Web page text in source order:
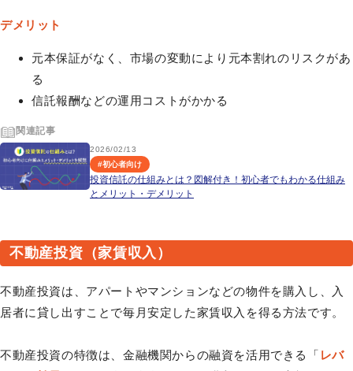
デメリット
元本保証がなく、市場の変動により元本割れのリスクがあ
る
信託報酬などの運用コストがかかる
関連記事
2026/02/13
#初心者向け
投資信託の仕組みとは？図解付き！初心者でもわかる仕組み
とメリット・デメリット
不動産投資（家賃収入）
不動産投資は、アパートやマンションなどの物件を購入し、入
居者に貸し出すことで毎月安定した家賃収入を得る方法です。
不動産投資の特徴は、金融機関からの融資を活用できる「 レバ